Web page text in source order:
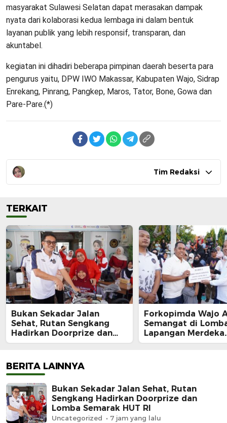
masyarakat Sulawesi Selatan dapat merasakan dampak
nyata dari kolaborasi kedua lembaga ini dalam bentuk
layanan publik yang lebih responsif, transparan, dan
akuntabel.
kegiatan ini dihadiri beberapa pimpinan daerah beserta para
pengurus yaitu, DPW IWO Makassar, Kabupaten Wajo, Sidrap
Enrekang, Pinrang, Pangkep, Maros, Tator, Bone, Gowa dan
Pare-Pare.(*)
Tim Redaksi
TERKAIT
Bukan Sekadar Jalan
Sehat, Rutan Sengkang
Hadirkan Doorprize dan
Lomba Semarak HUT RI
Forkopimda Wajo
Semangat di
Lapangan Merdeka
Sengkang, Andi
BERITA LAINNYA
Bukan Sekadar Jalan Sehat, Rutan
Sengkang Hadirkan Doorprize dan
Lomba Semarak HUT RI
Uncategorized 7 jam yang lalu